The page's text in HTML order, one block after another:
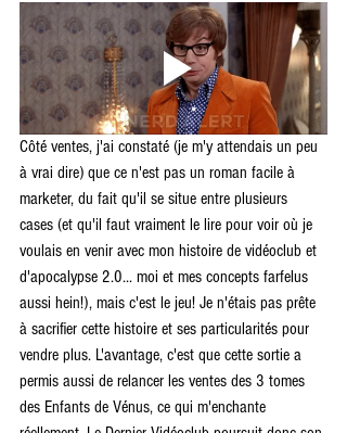
Côté ventes, j'ai constaté (je m'y attendais un peu
à vrai dire) que ce n'est pas un roman facile à
marketer, du fait qu'il se situe entre plusieurs
cases (et qu'il faut vraiment le lire pour voir où je
voulais en venir avec mon histoire de vidéoclub et
d'apocalypse 2.0... moi et mes concepts farfelus
aussi hein!), mais c'est le jeu! Je n'étais pas prête
à sacrifier cette histoire et ses particularités pour
vendre plus. L'avantage, c'est que cette sortie a
permis aussi de relancer les ventes des 3 tomes
des Enfants de Vénus, ce qui m'enchante